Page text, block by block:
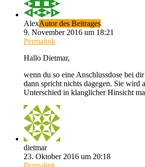
AlexAutor des Beitrages
9. November 2016 um 18:21
Permalink
Hallo Dietmar,
wenn du so eine Anschlussdose bei
dann spricht nichts dagegen. Sie wird
Unterschied in klanglicher Hinsicht
dietmar
23. Oktober 2016 um 20:18
Permalink